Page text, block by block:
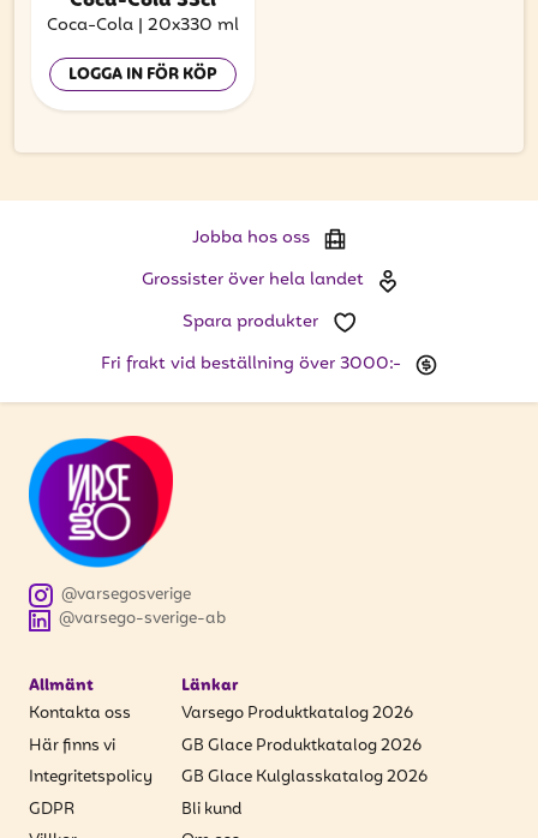
Coca-Cola | 20x330 ml
LOGGA IN FÖR KÖP
Jobba hos oss
Grossister över hela landet
Spara produkter
Fri frakt vid beställning över 3000:-
@varsego-sverige-ab
@varsegosverige
Allmänt
Kontakta oss
Här finns vi
Integritetspolicy
GDPR
Länkar
Varsego Produktkatalog 2026
GB Glace Produktkatalog 2026
GB Glace Kulglasskatalog 2026
Bli kund